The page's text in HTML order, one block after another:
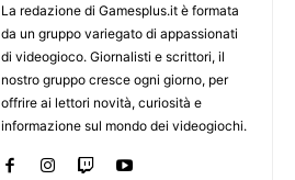
La redazione di Gamesplus.it è formata
da un gruppo variegato di appassionati
di videogioco. Giornalisti e scrittori, il
nostro gruppo cresce ogni giorno, per
offrire ai lettori novità, curiosità e
informazione sul mondo dei videogiochi.